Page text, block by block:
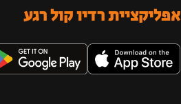
אפליקציית רדיו קול רגע